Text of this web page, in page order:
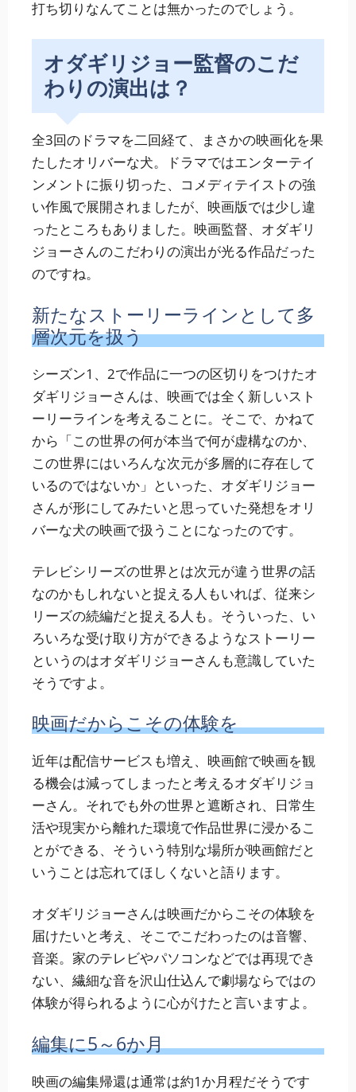
打ち切りなんてことは無かったのでしょう。
オダギリジョー監督のこだ
わりの演出は？
全3回のドラマを二回経て、まさかの映画化を果
たしたオリバーな犬。ドラマではエンターテイ
ンメントに振り切った、コメディテイストの強
い作風で展開されましたが、映画版では少し違
ったところもありました。映画監督、オダギリ
ジョーさんのこだわりの演出が光る作品だった
のですね。
新たなストーリーラインとして多
層次元を扱う
シーズン1、2で作品に一つの区切りをつけたオ
ダギリジョーさんは、映画では全く新しいスト
ーリーラインを考えることに。そこで、かねて
から「この世界の何が本当で何が虚構なのか、
この世界にはいろんな次元が多層的に存在して
いるのではないか」といった、オダギリジョー
さんが形にしてみたいと思っていた発想をオリ
バーな犬の映画で扱うことになったのです。
テレビシリーズの世界とは次元が違う世界の話
なのかもしれないと捉える人もいれば、従来シ
リーズの続編だと捉える人も。そういった、い
ろいろな受け取り方ができるようなストーリー
というのはオダギリジョーさんも意識していた
そうですよ。
映画だからこその体験を
近年は配信サービスも増え、映画館で映画を観
る機会は減ってしまったと考えるオダギリジョ
ーさん。それでも外の世界と遮断され、日常生
活や現実から離れた環境で作品世界に浸かるこ
とができる、そういう特別な場所が映画館だと
いうことは忘れてほしくないと語ります。
オダギリジョーさんは映画だからこその体験を
届けたいと考え、そこでこだわったのは音響、
音楽。家のテレビやパソコンなどでは再現でき
ない、繊細な音を沢山仕込んで劇場ならではの
体験が得られるように心がけたと言いますよ。
編集に5～6か月
映画の編集帰還は通常は約1か月程だそうです